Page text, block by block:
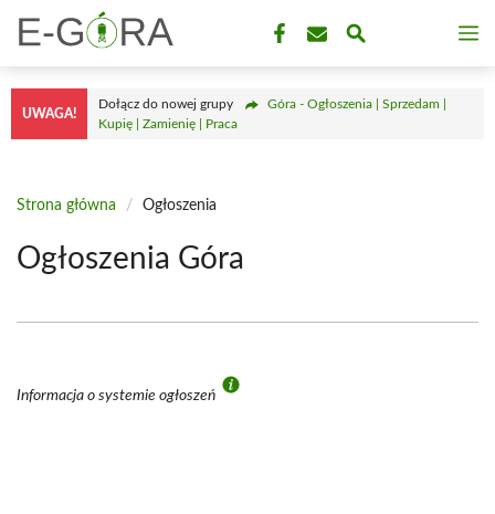
treści
UWAGA!
Dołącz do nowej grupy
Góra - Ogłoszenia | Sprzedam |
Kupię | Zamienię | Praca
Strona główna / Ogłoszenia
Ogłoszenia Góra
Informacja o systemie ogłoszeń